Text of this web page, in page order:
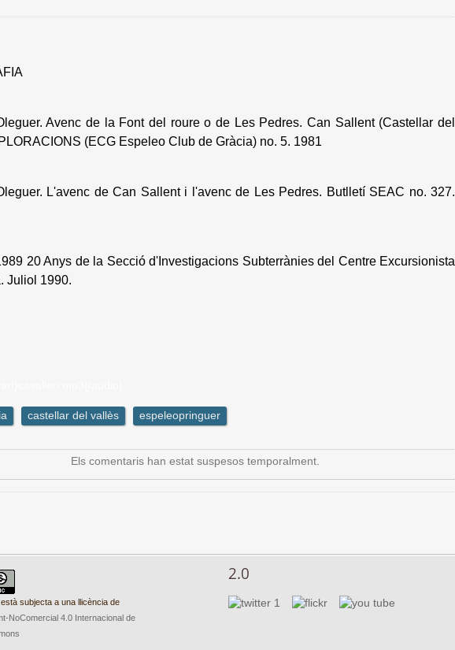
Avenc de la Font del roure o de Les Pedres. Can Sallent (Castellar del
(ECG Espeleo Club de Gràcia) no. 5. 1981
L'avenc de Can Sallent i l'avenc de Les Pedres. Butlletí SEAC no. 327.
20 Anys de la Secció d'Investigacions Subterrànies del Centre Excursionista
Juliol 1990.
castellar del vallès espeleopringuer
Els comentaris han estat suspesos temporalment.
subjecta a una llicència de
NoComercial 4.0 Internacional de
2.0